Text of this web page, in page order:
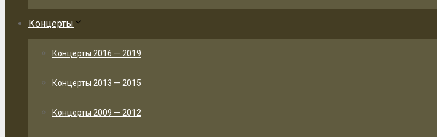
Концерты
Концерты 2016 — 2019
Концерты 2013 — 2015
Концерты 2009 — 2012